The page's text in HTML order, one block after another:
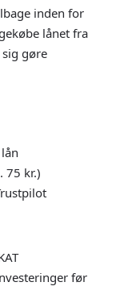
inden for
lånet fra
gøre
75 kr.)
før